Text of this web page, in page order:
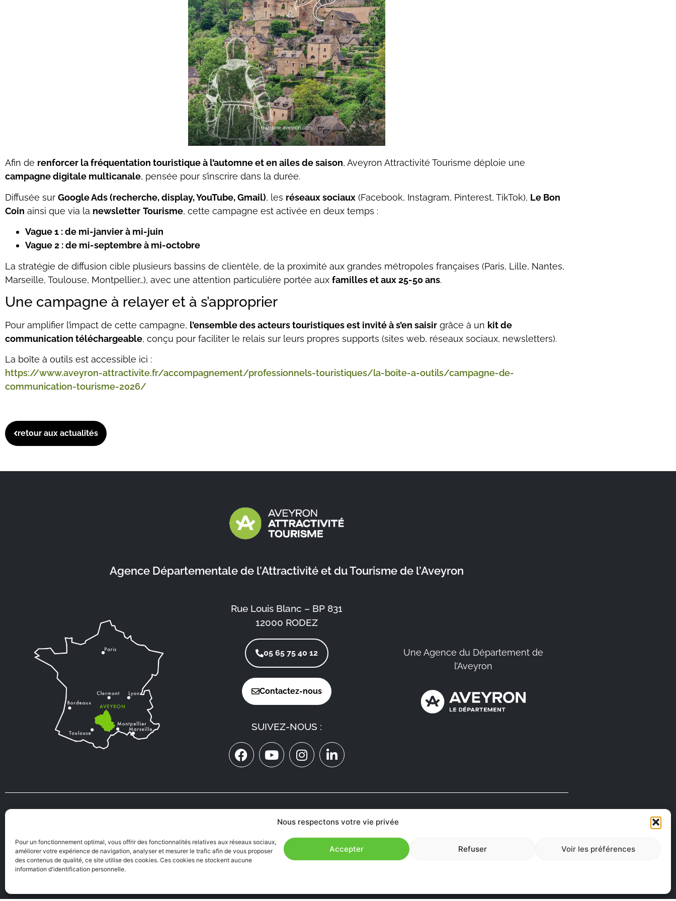
Nous respectons votre vie privée
Pour un fonctionnement optimal, vous offrir des fonctionnalités relatives aux réseaux sociaux,
améliorer votre expérience de navigation, analyser et mesurer le trafic afin de vous proposer
des contenus de qualité, ce site utilise des cookies. Ces cookies ne stockent aucune
information d'identification personnelle.
Accepter Refuser Voir les préférences
Afin de renforcer la fréquentation touristique à l’automne et en ailes de saison, Aveyron Attractivité Tourisme déploie une
campagne digitale multicanale, pensée pour s’inscrire dans la durée.
Diffusée sur Google Ads (recherche, display, YouTube, Gmail), les réseaux sociaux (Facebook, Instagram, Pinterest, TikTok), Le Bon
Coin ainsi que via la newsletter Tourisme, cette campagne est activée en deux temps :
Vague 1 : de mi-janvier à mi-juin
Vague 2 : de mi-septembre à mi-octobre
La stratégie de diffusion cible plusieurs bassins de clientèle, de la proximité aux grandes métropoles françaises (Paris, Lille, Nantes,
Marseille, Toulouse, Montpellier…), avec une attention particulière portée aux familles et aux 25-50 ans.
Une campagne à relayer et à s’approprier
Pour amplifier l’impact de cette campagne, l’ensemble des acteurs touristiques est invité à s’en saisir grâce à un kit de
communication téléchargeable, conçu pour faciliter le relais sur leurs propres supports (sites web, réseaux sociaux, newsletters).
La boîte à outils est accessible ici :
https://www.aveyron-attractivite.fr/accompagnement/professionnels-touristiques/la-boite-a-outils/campagne-de-
communication-tourisme-2026/
retour aux actualités
Agence Départementale de l’Attractivité et du Tourisme de l’Aveyron
Rue Louis Blanc – BP 831
12000 RODEZ
05 65 75 40 12
Contactez-nous
SUIVEZ-NOUS :
Une Agence du Département de
l’Aveyron
MÉDECINS
ON RECRUTE